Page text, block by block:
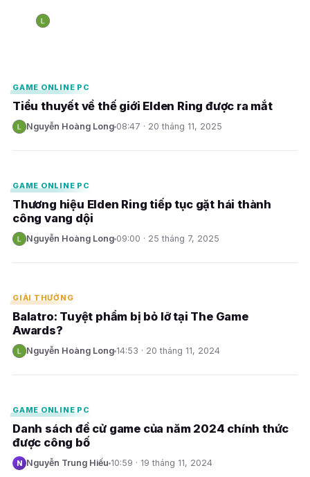
N
GAME ONLINE PC
Tiểu thuyết về thế giới Elden Ring được ra mắt
N Nguyễn Hoàng Long 08:47 · 20 tháng 11, 2025
GAME ONLINE PC
Thương hiệu Elden Ring tiếp tục gặt hái thành
công vang dội
N Nguyễn Hoàng Long 09:00 · 25 tháng 7, 2025
GIẢI THƯỞNG
Balatro: Tuyệt phẩm bị bỏ lỡ tại The Game
Awards?
N Nguyễn Hoàng Long 14:53 · 20 tháng 11, 2024
GAME ONLINE PC
Danh sách đề cử game của năm 2024 chính thức
được công bố
N Nguyễn Trung Hiếu 10:59 · 19 tháng 11, 2024